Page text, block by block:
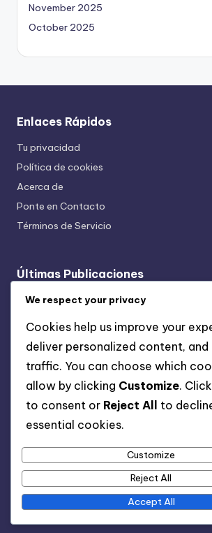
November 2025
October 2025
Enlaces Rápidos
Tu privacidad
Política de cookies
Acerca de
Ponte en Contacto
Términos de Servicio
Últimas Publicaciones
Anuncios de Retargeting: Beneficios,
Plataformas de Redes Sociales:
Audiencia, Compromiso y Alcance
Reutilización de Contenidos: Alcance,
Versatilidad
Optimización de Publicaciones de Blog:
Legibilidad y Retención
SEO Técnico: Rendimiento,
Cumplimiento
We respect your privacy
Cookies help us improve your
deliver personalized content, and
traffic. You can choose which
allow by clicking Customize. Click
to consent or Reject All
to
essential cookies.
Customize
Reject All
Accept All